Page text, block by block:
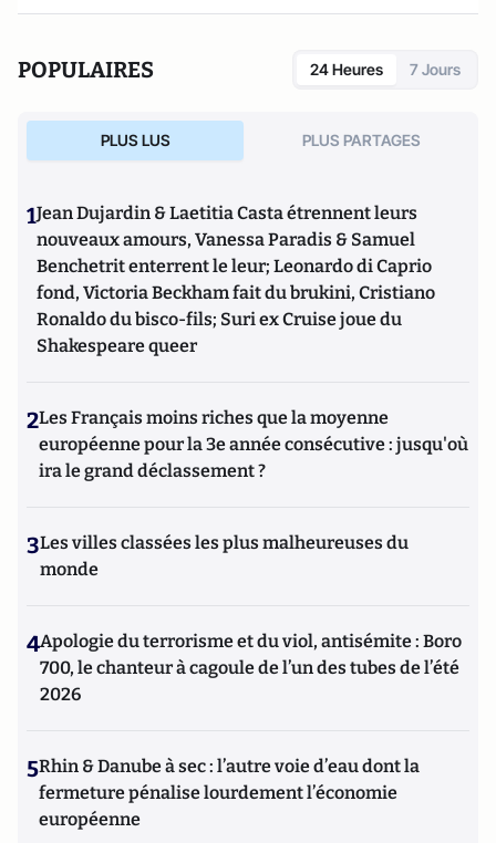
POPULAIRES 24 Heures 7 Jours
PLUS LUS PLUS PARTAGES
1Jean Dujardin & Laetitia Casta étrennent leurs
nouveaux amours, Vanessa Paradis & Samuel
Benchetrit enterrent le leur; Leonardo di Caprio
fond, Victoria Beckham fait du brukini, Cristiano
Ronaldo du bisco-fils; Suri ex Cruise joue du
Shakespeare queer
2Les Français moins riches que la moyenne
européenne pour la 3e année consécutive : jusqu'où
ira le grand déclassement ?
3Les villes classées les plus malheureuses du
monde
4Apologie du terrorisme et du viol, antisémite : Boro
700, le chanteur à cagoule de l’un des tubes de l’été
2026
5Rhin & Danube à sec : l’autre voie d’eau dont la
fermeture pénalise lourdement l’économie
européenne